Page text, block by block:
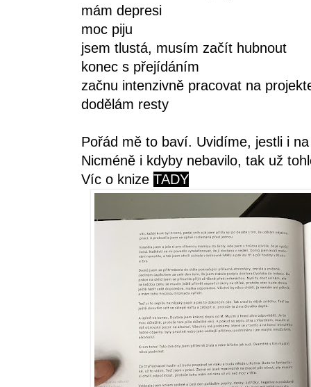
mám depresi
moc piju
jsem tlustá, musím začít hubnout
konec s přejídáním
začnu intenzivně pracovat na
dodělám resty
Pořád mě to baví. Uvidíme, jestli i
Nicméně i kdyby nebavilo, tak už
Víc o knize TADY